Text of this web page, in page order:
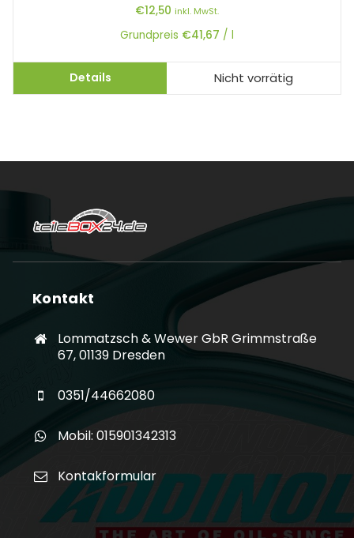
€12,50 inkl. MwSt.
Grundpreis €41,67 / l
Details Nicht vorrätig
Kontakt
Lommatzsch & Wewer GbR Grimmstraße
67, 01139 Dresden
0351/44662080
Mobil: 015901342313
Kontakformular